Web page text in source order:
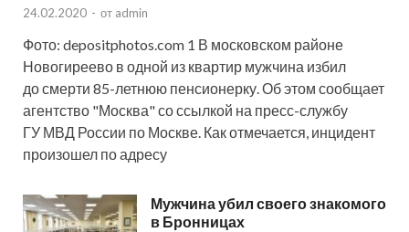
24.02.2020 - от admin
Фото: depositphotos.com 1 В московском районе
Новогиреево в одной из квартир мужчина избил
до смерти 85-летнюю пенсионерку. Об этом сообщает
агентство "Москва" со ссылкой на пресс-службу
ГУ МВД России по Москве. Как отмечается, инцидент
произошел по адресу
Мужчина убил своего знакомого
в Бронницах